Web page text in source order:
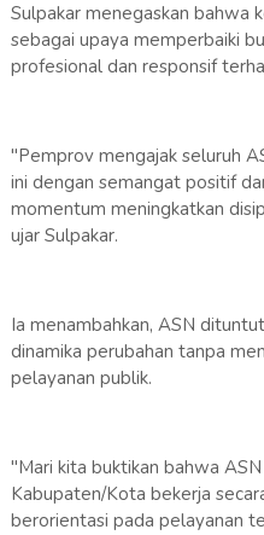
Sulpakar menegaskan bahwa
sebagai upaya memperbaiki
profesional dan responsif
"Pemprov mengajak seluruh
ini dengan semangat positif
momentum meningkatkan
ujar Sulpakar.
Ia menambahkan, ASN
dinamika perubahan tanpa
pelayanan publik.
"Mari kita buktikan bahwa
Kabupaten/Kota bekerja
berorientasi pada pelayanan